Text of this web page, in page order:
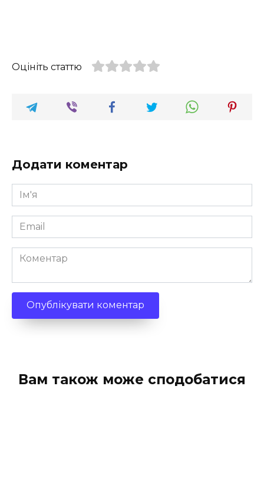
Оцініть статтю
Додати коментар
Ім'я
*
Email
*
Коментар
Вам також може сподобатися